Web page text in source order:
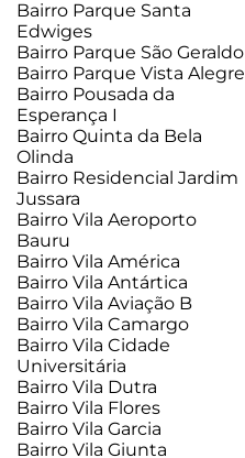
Bairro Parque Santa
Edwiges
Bairro Parque São Geraldo
Bairro Parque Vista Alegre
Bairro Pousada da
Esperança I
Bairro Quinta da Bela
Olinda
Bairro Residencial Jardim
Jussara
Bairro Vila Aeroporto
Bauru
Bairro Vila América
Bairro Vila Antártica
Bairro Vila Aviação B
Bairro Vila Camargo
Bairro Vila Cidade
Universitária
Bairro Vila Dutra
Bairro Vila Flores
Bairro Vila Garcia
Bairro Vila Giunta